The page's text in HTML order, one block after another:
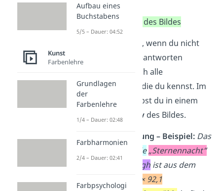
Bildformat
Ausstellungsort des Bildes
Es ist nicht schlimm, wenn du nicht
alle diese Punkte beantworten
kannst. Zähle einfach alle
Informationen auf, die du kennst. Im
Anschluss beschreibst du in einem
Satz grob das
Motivdes Bildes.
Bildanalyse Einleitung – Beispiel: Das
Landschaftsgemälde „Sternennacht“
von
Vincent van Goghist aus dem
73,7 × 92,1
Aufbau eines
Buchstabens
5/5 – Dauer: 04:52
Kunst
Farbenlehre
Grundlagen
der
Farbenlehre
1/4 – Dauer: 02:48
Farbharmonien
2/4 – Dauer: 02:41
Farbpsychologi